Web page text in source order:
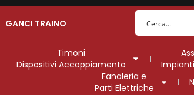
GANCI TRAINO
Timoni
Dispositivi Accoppiamento
Fanaleria e
Parti Elettriche